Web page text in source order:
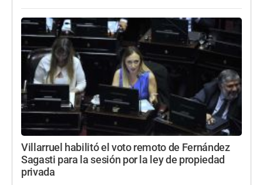
Villarruel habilitó el voto remoto de Fernández
Sagasti para la sesión por la ley de propiedad
privada